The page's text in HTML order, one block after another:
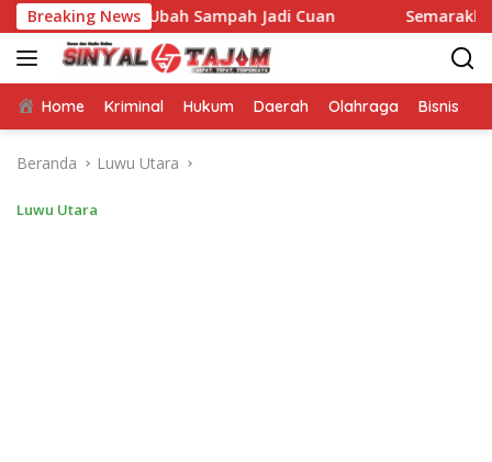
Langsung
ke
konten
Breaking News
Ubah Sampah Jadi Cuan Semarakkan GERMAS,
Home Kriminal Hukum Daerah Olahraga Bisnis
Beranda Luwu Utara
Luwu Utara